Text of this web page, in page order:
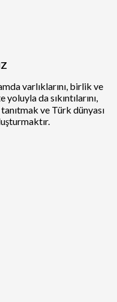
varlıklarını, birlik ve
da sıkıntılarını,
ve Türk dünyası